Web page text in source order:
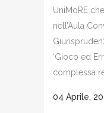
UniMoRE
nell’Aula
‘Gioco ed
complessa
04 Aprile,